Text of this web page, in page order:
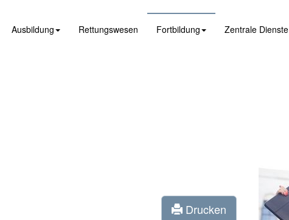
Ausbildung Rettungswesen Fortbildung Zentrale Dienste
Drucken